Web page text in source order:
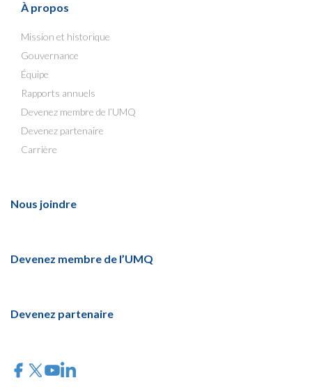
À propos
Mission et historique
Gouvernance
Équipe
Rapports annuels
Devenez membre de l’UMQ
Devenez partenaire
Carrière
Nous joindre
Devenez membre de l’UMQ
Devenez partenaire